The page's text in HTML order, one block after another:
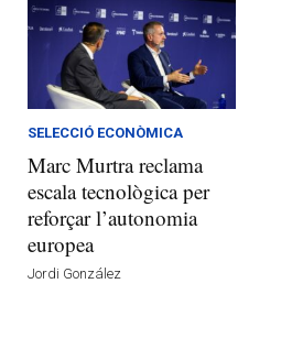
SELECCIÓ ECONÒMICA
Marc Murtra reclama
escala tecnològica per
reforçar l’autonomia
europea
Jordi González